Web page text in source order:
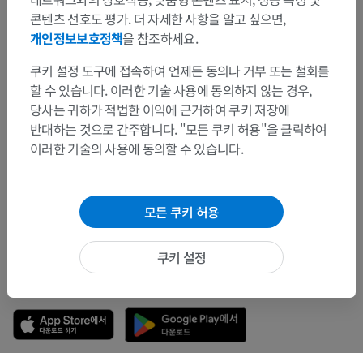
문제를 발견하셨나요?
수정이나, 번역 또는 콘텐츠 개선에 제안이 있으면 언제든
문제 보고
콘텐츠 선호도 평가. 더 자세한 사항을 알고 싶으면,
개인정보보호정책을 참조하세요.
쿠키 설정 도구에 접속하여 언제든 동의나 거부 또는 철회를
할 수 있습니다. 이러한 기술 사용에 동의하지 않는 경우,
당사는 귀하가 적법한 이익에 근거하여 쿠키 저장에
반대하는 것으로 간주합니다. "모든 쿠키 허용"을 클릭하여
이러한 기술의 사용에 동의할 수 있습니다.
모든 쿠키 허용
쿠키 설정